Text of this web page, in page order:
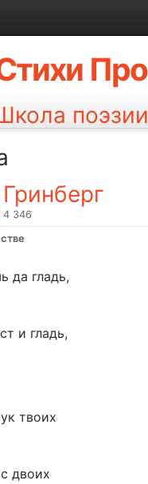
Про
поэзии
4 346
да гладь,
и гладь,
твоих
двоих